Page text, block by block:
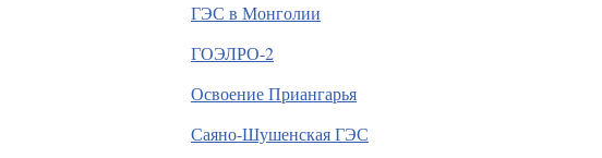
ГЭС в Монголии
ГОЭЛРО-2
Освоение Приангарья
Саяно-Шушенская ГЭС